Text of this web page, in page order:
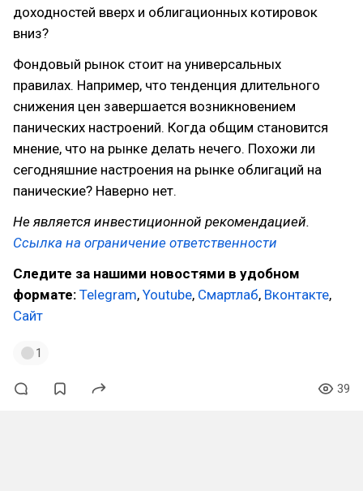
доходностей вверх и облигационных котировок
вниз?
Фондовый рынок стоит на универсальных
правилах. Например, что тенденция длительного
снижения цен завершается возникновением
панических настроений. Когда общим становится
мнение, что на рынке делать нечего. Похожи ли
сегодняшние настроения на рынке облигаций на
панические? Наверно нет.
Не является инвестиционной рекомендацией.
Ссылка на ограничение ответственности
Следите за нашими новостями в удобном
формате: Telegram, Youtube, Смартлаб, Вконтакте,
Сайт
1
39